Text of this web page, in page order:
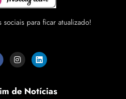
sociais para ficar atualizado!
de Notícias